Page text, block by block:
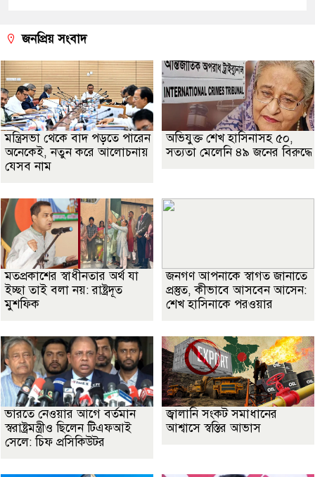
জনপ্রিয় সংবাদ
মন্ত্রিসভা থেকে বাদ পড়তে পারেন
অনেকেই, নতুন করে আলোচনায়
যেসব নাম
অভিযুক্ত শেখ হাসিনাসহ ৫০,
সত্যতা মেলেনি ৪৯ জনের বিরুদ্ধে
মতপ্রকাশের স্বাধীনতার অর্থ যা
ইচ্ছা তাই বলা নয়: রাষ্ট্রদূত
মুশফিক
জনগণ আপনাকে স্বাগত জানাতে
প্রস্তুত, কীভাবে আসবেন আসেন:
শেখ হাসিনাকে পরওয়ার
ভারতে নেওয়ার আগে বর্তমান
স্বরাষ্ট্রমন্ত্রীও ছিলেন টিএফআই
সেলে: চিফ প্রসিকিউটর
জ্বালানি সংকট সমাধানের
আশ্বাসে স্বস্তির আভাস